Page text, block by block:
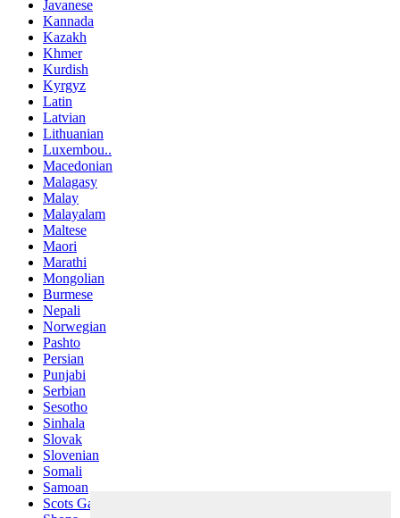
Javanese
Kannada
Kazakh
Khmer
Kurdish
Kyrgyz
Latin
Latvian
Lithuanian
Luxembou..
Macedonian
Malagasy
Malay
Malayalam
Maltese
Maori
Marathi
Mongolian
Burmese
Nepali
Norwegian
Pashto
Persian
Punjabi
Serbian
Sesotho
Sinhala
Slovak
Slovenian
Somali
Samoan
Scots Gaelic